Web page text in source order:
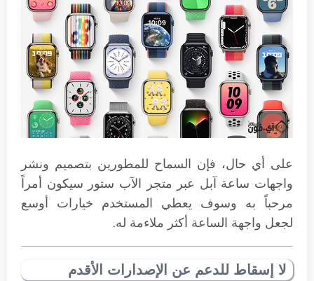
على أي حال، فإن السماح للمطورين بتصميم ونشر
واجهات ساعة آبل عبر متجر الآب ستور سيكون أمراً
مرحباً به وسوف يعطي المستخدم خيارات أوسع
لجعل واجهة الساعة أكثر ملاءمة له.
لا إسقاط للدعم عن الإصدارات الأقدم